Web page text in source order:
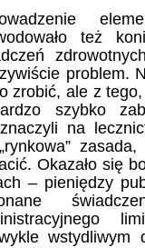
też
problem.
zrobić, ale z
szybko
na
Okazało się
– pieniędzy
wstydliwym